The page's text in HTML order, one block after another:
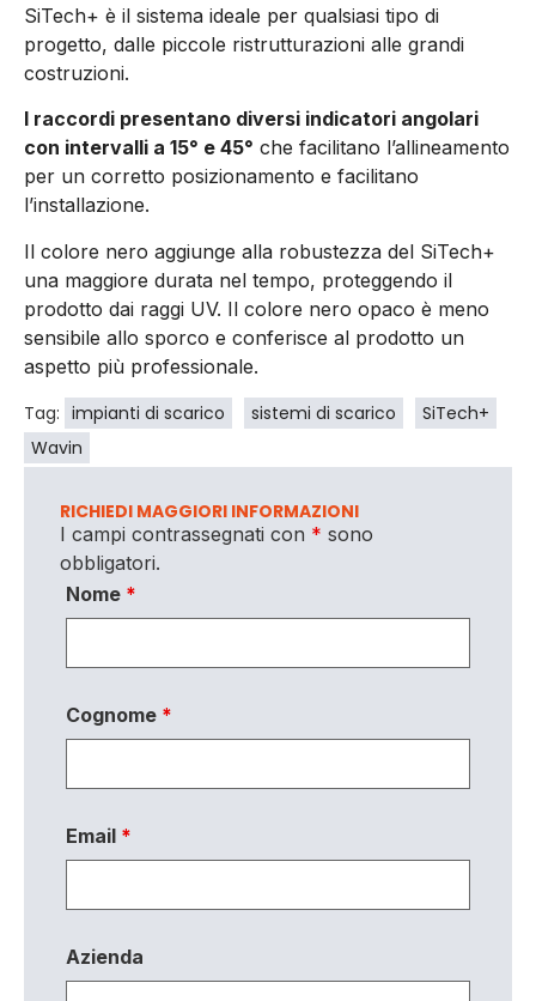
SiTech+ è il sistema ideale per qualsiasi tipo di
progetto, dalle piccole ristrutturazioni alle grandi
costruzioni.
I raccordi presentano diversi indicatori angolari
con intervalli a 15° e 45° che facilitano l’allineamento
per un corretto posizionamento e facilitano
l’installazione.
Il colore nero aggiunge alla robustezza del SiTech+
una maggiore durata nel tempo, proteggendo il
prodotto dai raggi UV. Il colore nero opaco è meno
sensibile allo sporco e conferisce al prodotto un
aspetto più professionale.
Tag: impianti di scarico sistemi di scarico
SiTech+
Wavin
RICHIEDI MAGGIORI INFORMAZIONI
I campi contrassegnati con * sono
obbligatori.
Nome *
Cognome *
Email *
Azienda